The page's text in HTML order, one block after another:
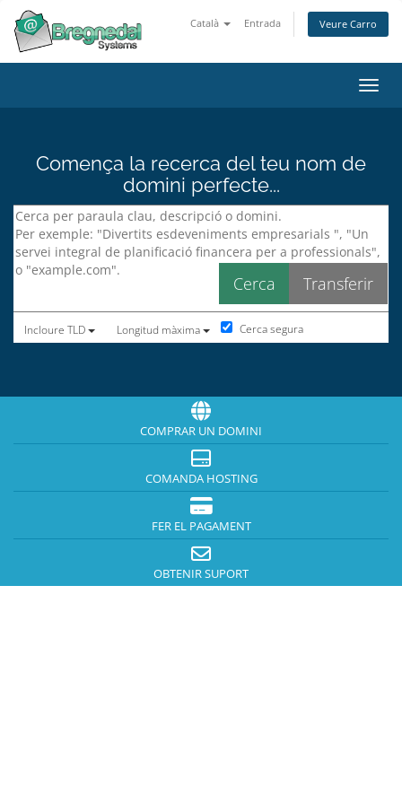
Català Entrada Veure Carro
Comença la recerca del teu nom de
domini perfecte...
Incloure TLD Longitud màxima Cerca segura
COMPRAR UN DOMINI
COMANDA HOSTING
FER EL PAGAMENT
OBTENIR SUPORT